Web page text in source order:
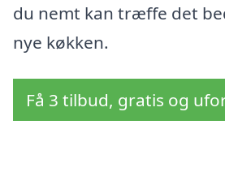
du nemt kan træffe det
nye køkken.
Få 3 tilbud, gratis og